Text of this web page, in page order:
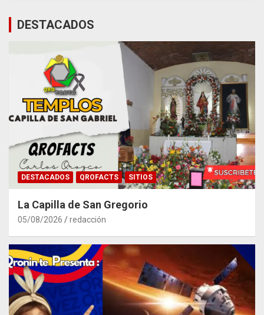
DESTACADOS
DESTACADOS QROFACTS SITIOS
La Capilla de San Gregorio
05/08/2026 redacción